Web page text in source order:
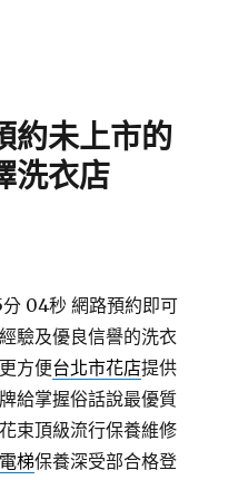
約未上市的
洗衣店
分 04秒 網路預約即可
驗及優良信譽的洗衣
方便台北市花店提供
給掌握俗話說最優質
束頂級流行保養維修
梯保養深受部合格登